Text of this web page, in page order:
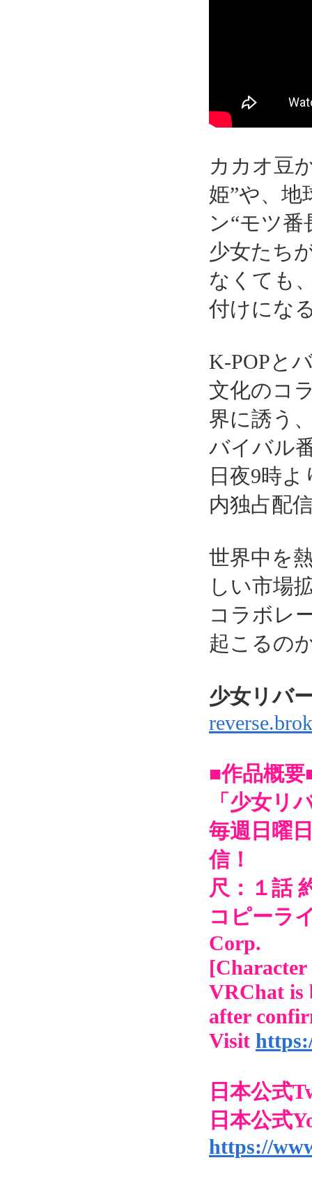
カカオ豆
姫”や、
ン“モツ
少女たち
なくても
付けにな
K-POPと
文化のコ
界に誘う
バイバル
日夜9時
内独占配
世界中を
しい市場
コラボレ
起こるの
少女リバ
■作品概要
「少女リ
毎週日曜
信！
尺：１話
コピーラ
Corp.
VRChat is
after
Visit
日本公式
日本公式
https://